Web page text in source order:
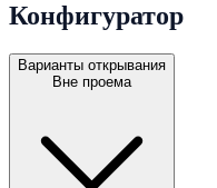
Конфигуратор
Варианты открывания
Вне проема